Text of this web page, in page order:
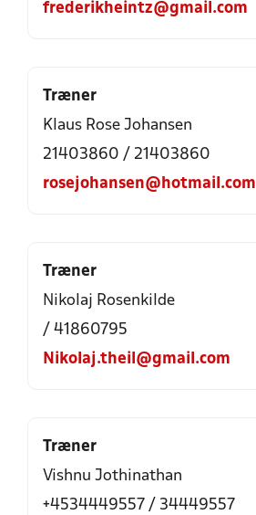
frederikheintz@gmail.com
Træner
Klaus Rose Johansen
21403860 / 21403860
rosejohansen@hotmail.com
Træner
Nikolaj Rosenkilde
/ 41860795
Nikolaj.theil@gmail.com
Træner
Vishnu Jothinathan
+4534449557 / 34449557